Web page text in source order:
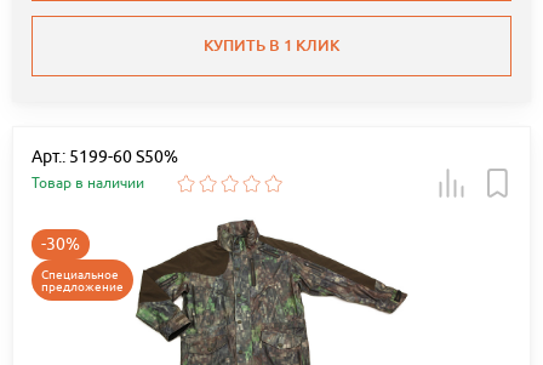
КУПИТЬ В 1 КЛИК
Арт.: 5199-60 S50%
Товар в наличии
-30%
Специальное
предложение